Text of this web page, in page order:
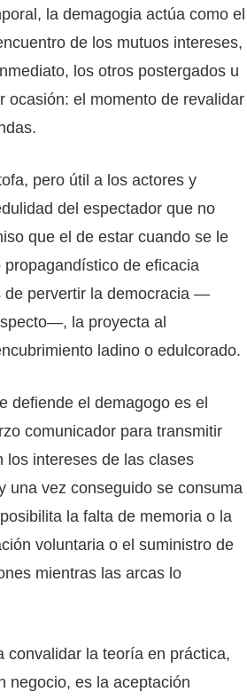
la demagogia actúa como el
de los mutuos intereses,
los otros postergados u
ocasión: el momento de revalidar
pero útil a los actores y
del espectador que no
que el de estar cuando se le
de eficacia
de pervertir la democracia —
la proyecta al
ladino o edulcorado.
defiende el demagogo es el
comunicador para transmitir
los intereses de las clases
una vez conseguido se consuma
la falta de memoria o la
voluntaria o el suministro de
mientras las arcas lo
la teoría en práctica,
negocio, es la aceptación